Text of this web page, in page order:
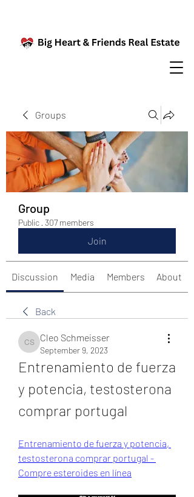
Groups
Group
Public · 307 members
Join
Discussion Media Members About
Back
Cleo Schmeisser
Cleo Schmeisser
September 9, 2023
Entrenamiento de fuerza
y potencia, testosterona
comprar portugal
Entrenamiento de fuerza y potencia,
testosterona comprar portugal -
Compre esteroides en línea